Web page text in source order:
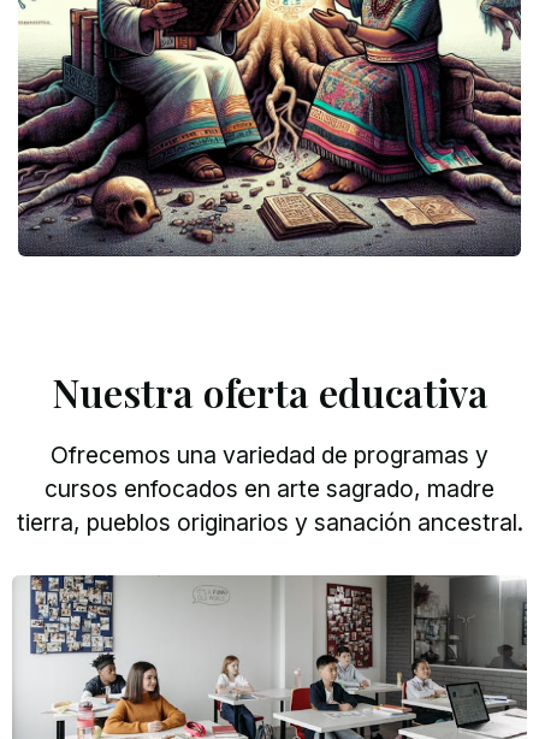
Nuestra oferta educativa
Ofrecemos una variedad de programas y
cursos enfocados en arte sagrado, madre
tierra, pueblos originarios y sanación ancestral.